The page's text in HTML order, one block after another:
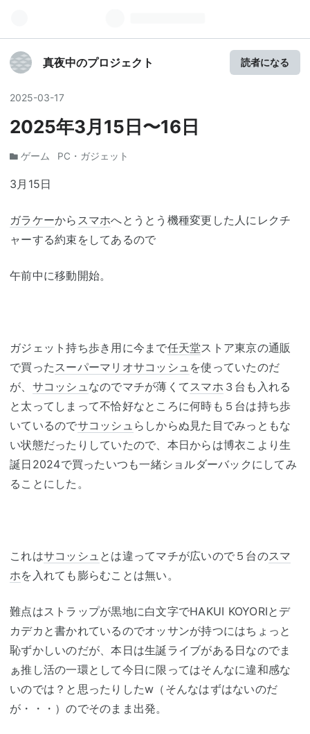
真夜中のプロジェクト 読者になる
2025-03-17
2025年3月15日〜16日
ゲーム PC・ガジェット
3月15日
ガラケーから スマホへとうとう機種変更した人にレクチ
ャーする約束をしてあるので
午前中に移動開始。
ガジェット持ち歩き用に今まで任天堂ストア東京の通販
で買ったスーパーマリオサコッシュ を使っていたのだ
が、 サコッシュなのでマチが薄くてスマホ ３台も入れる
と太ってしまって不恰好なところに何時も５台は持ち歩
いているのでサコッシュ らしからぬ見た目でみっともな
い状態だったりしていたので、本日からは博衣こより生
誕日2024で買ったいつも一緒ショルダーバックにしてみ
ることにした。
これはサコッシュ とは違ってマチが広いので５台のスマ
ホを入れても膨らむことは無い。
難点はストラップが黒地に白文字でHAKUI KOYORIとデ
カデカと書かれているのでオッサンが持つにはちょっと
恥ずかしいのだが、本日は生誕ライブがある日なのでま
ぁ推し活の一環として今日に限ってはそんなに違和感な
いのでは？と思ったりしたw（そんなはずはないのだ
が・・・）のでそのまま出発。